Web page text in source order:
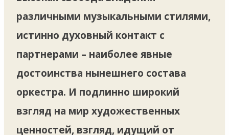
различными музыкальными стилями,
истинно духовный контакт с
партнерами – наиболее явные
достоинства нынешнего состава
оркестра. И подлинно широкий
взгляд на мир художественных
ценностей, взгляд, идущий от